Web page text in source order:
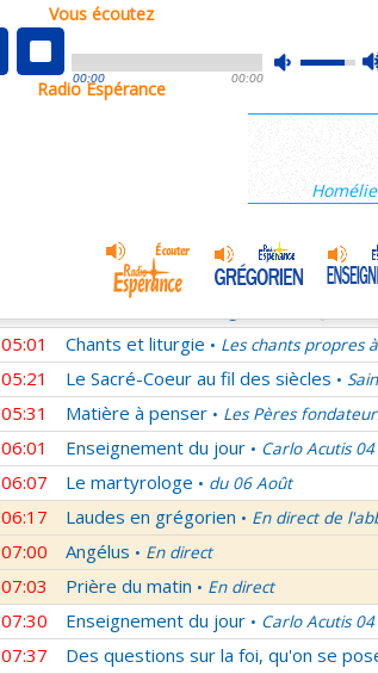
Vous écoutez
mute
00:00 00:00
Radio Espérance
00:05
01:02 Sentinelles de la foi • Lettres de Saint
01:33 10 minutes avec Jésus
La
Les conférences de la Famille
Corinthiens 6/6
Entrons dans la liturgie
Entrons dans la liturgie •
05:01 Chants et liturgie • Les chants propres
05:21 Le Sacré-Coeur au fil des siècles •
05:31 Matière à penser • Les Pères
06:01 Enseignement du jour • Carlo Acutis
06:07 Le martyrologe • du 06 Août
06:17 Laudes en grégorien • En direct de
07:00 Angélus • En direct
07:03 Prière du matin • En direct
07:30 Enseignement du jour • Carlo Acutis
07:37 Des questions sur la foi, qu'on se